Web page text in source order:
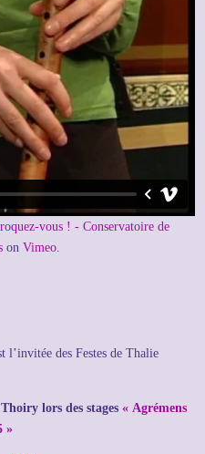
vous ! - Conservatoire de
onVimeo
l’invitée des Festes de Thalie
lors des stages« Agrémens
»